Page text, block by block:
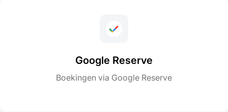
Google Reserve
Boekingen via Google Reserve